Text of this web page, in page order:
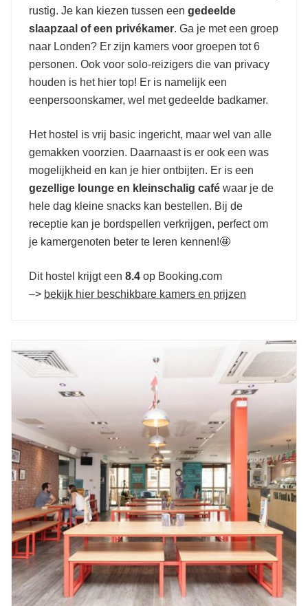
rustig. Je kan kiezen tussen een gedeelde
slaapzaal of een privékamer. Ga je met een groep
naar Londen? Er zijn kamers voor groepen tot 6
personen. Ook voor solo-reizigers die van privacy
houden is het hier top! Er is namelijk een
eenpersoonskamer, wel met gedeelde badkamer.
Het hostel is vrij basic ingericht, maar wel van alle
gemakken voorzien. Daarnaast is er ook een was
mogelijkheid en kan je hier ontbijten. Er is een
gezellige lounge en kleinschalig café waar je de
hele dag kleine snacks kan bestellen. Bij de
receptie kan je bordspellen verkrijgen, perfect om
je kamergenoten beter te leren kennen!🤩
Dit hostel krijgt een 8.4 op Booking.com
–> bekijk hier beschikbare kamers en prijzen